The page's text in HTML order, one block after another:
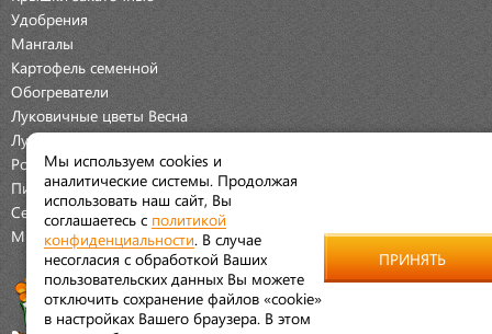
Удобрения
Мангалы
Картофель семенной
Обогреватели
Луковичные цветы Весна
Луковичные цветы Осень
Розы
Пионы
Семена Овощей
Мраморная крошка
Мы используем cookies и
аналитические системы. Продолжая
использовать наш сайт, Вы
соглашаетесь с политикой
конфиденциальности . В случае
несогласия с обработкой Ваших
пользовательских данных Вы можете
отключить сохранение файлов «cookie»
в настройках Вашего браузера. В этом
ПРИНЯТЬ